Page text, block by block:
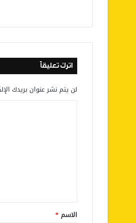
اترك تعليقاً
لن يتم نشر عنوان بريدك
*
الاسم *